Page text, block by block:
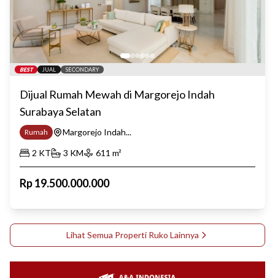
BEST JUAL SECONDARY
Dijual Rumah Mewah di Margorejo Indah
Surabaya Selatan
Rumah
Margorejo Indah...
2 KT 3 KM 611 m²
Rp19.500.000.000
Lihat Semua Properti Ruko Lainnya